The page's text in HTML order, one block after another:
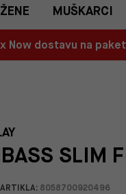
ŽENE MUŠKARCI
Now dostavu na
SLIM
8058700920496